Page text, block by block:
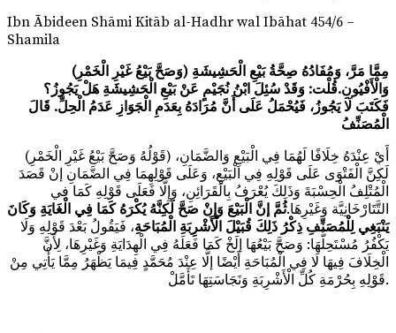
Ibn Ābideen Shāmi Kitāb al-Hadhr wal Ibāhat 454/6 –
Shamila
(وَصَحَّ بَيْعُ غَيْرِ الْخَمْرِ) مِمَّا مَرَّ، وَمُفَادُهُ صِحَّةُ بَيْعِ الْحَشِيشَةِ
وَالْأَفْيُونِ.قُلْت: وَقَدْ سُئِلَ ابْنُ نُجَيْمٍ عَنْ بَيْعِ الْحَشِيشَةِ هَلْ يَجُوزُ؟
فَكَتَبَ لَا يَجُوزُ، فَيُحْمَلُ عَلَى أَنَّ مُرَادَهُ بِعَدَمِ الْجَوَازِ عَدَمُ الْحِلِّ. قَالَ
الْمُصَنِّفُ
(قَوْلُهُ وَصَحَّ بَيْعُ غَيْرِ الْخَمْرِ) أَيْ عِنْدَهُ خِلَافًا لَهُمَا فِي الْبَيْعِ وَالضَّمَانِ،
لَكِنَّ الْفَتْوَى عَلَى قَوْلِهِ فِي الْبَيْعِ، وَعَلَى قَوْلِهِمَا فِي الضَّمَانِ إنْ قَصَدَ
الْمُتْلِفُ الْحِسْبَةَ وَذَلِكَ يُعْرَفُ بِالْقَرَائِنِ، وَإِلَّا فَعَلَى قَوْلِهِ كَمَا فِي
التَّتَارْخَانِيَّة وَغَيْرِهَا.ثُمَّ إنَّ الْبَيْعَ وَإِنْ صَحَّ لَكِنَّهُ يُكْرَهُ كَمَا فِي الْغَايَةِ وَكَانَ
يَنْبَغِي لِلْمُصَنِّفِ ذِكْرُ ذَلِكَ قُبَيْلَ الْأَشْرِبَةِ الْمُبَاحَةِ، فَيَقُولُ بَعْدَ قَوْلِهِ وَلَا
يَكْفُرُ مُسْتَحِلُّهَا: وَصَحَّ بَيْعُهَا إلَخْ كَمَا فَعَلَهُ فِي الْهِدَايَةِ وَغَيْرِهَا، لِأَنَّ
الْخِلَافَ فِيهَا لَا فِي الْمُبَاحَةِ أَيْضًا إلَّا عِنْدَ مُحَمَّدٍ فِيمَا يَظْهَرُ مِمَّا يَأْتِي مِنْ
قَوْلِهِ بِحُرْمَةِ كُلِّ الْأَشْرِبَةِ وَنَجَاسَتِهَا تَأَمَّلْ.